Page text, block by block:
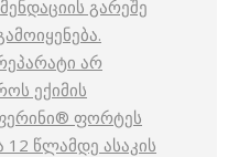
გარეშე
არ
ექიმის
ფორტეს
12 წლამდე ასაკის